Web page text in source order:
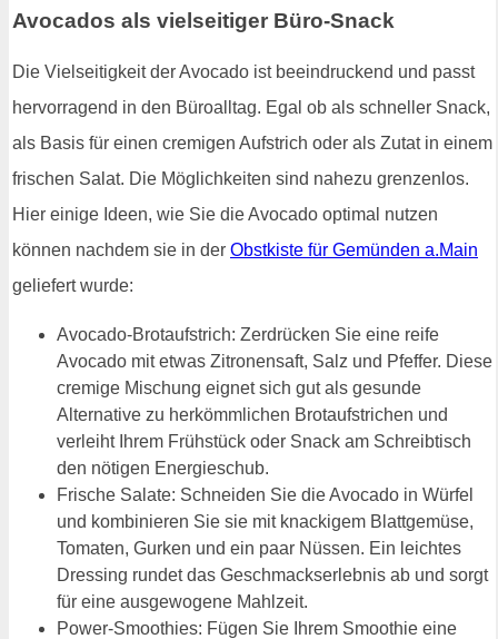
Avocados als vielseitiger Büro-Snack
Die Vielseitigkeit der Avocado ist beeindruckend und passt
hervorragend in den Büroalltag. Egal ob als schneller Snack,
als Basis für einen cremigen Aufstrich oder als Zutat in einem
frischen Salat. Die Möglichkeiten sind nahezu grenzenlos.
Hier einige Ideen, wie Sie die Avocado optimal nutzen
können nachdem sie in der Obstkiste für Gemünden a.Main
geliefert wurde:
Avocado-Brotaufstrich: Zerdrücken Sie eine reife
Avocado mit etwas Zitronensaft, Salz und Pfeffer. Diese
cremige Mischung eignet sich gut als gesunde
Alternative zu herkömmlichen Brotaufstrichen und
verleiht Ihrem Frühstück oder Snack am Schreibtisch
den nötigen Energieschub.
Frische Salate: Schneiden Sie die Avocado in Würfel
und kombinieren Sie sie mit knackigem Blattgemüse,
Tomaten, Gurken und ein paar Nüssen. Ein leichtes
Dressing rundet das Geschmackserlebnis ab und sorgt
für eine ausgewogene Mahlzeit.
Power-Smoothies: Fügen Sie Ihrem Smoothie eine